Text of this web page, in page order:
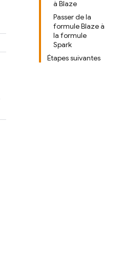
à Blaze
Passer de la
formule Blaze à
la formule
Spark
Étapes suivantes